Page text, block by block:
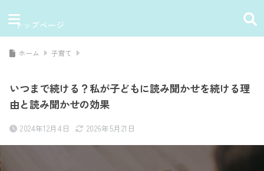
トップページ
ホーム 子育て
いつまで続ける？私が子どもに読み聞かせを続ける理
由と読み聞かせの効果
2024年12月4日 2026年5月21日